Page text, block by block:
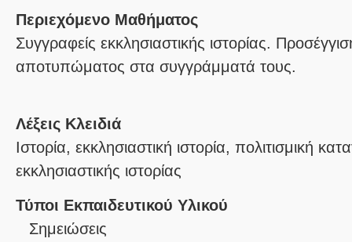
Περιεχόμενο Μαθήματος
Συγγραφείς εκκλησιαστικής ιστορίας.
αποτυπώματος στα συγγράμματά τους.
Λέξεις Κλειδιά
Ιστορία, εκκλησιαστική ιστορία, πολιτισμική
εκκλησιαστικής ιστορίας
Τύποι Εκπαιδευτικού Υλικού
Σημειώσεις